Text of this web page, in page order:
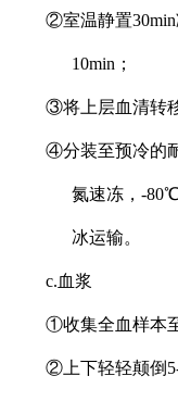
②室温静置
10min；
③将上层血清转
④分装至预冷的
氮速冻，-
冰运输。
c.血浆
①收集全血样本
②上下轻轻颠倒